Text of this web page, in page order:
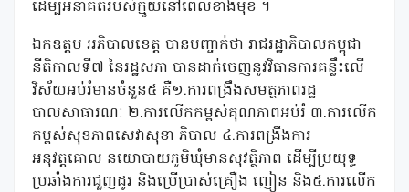
ដើម្បីអនាគតរបស់ក្មួយនៅពេលខាងមុខ ។
ឯកឧត្តម អភិបាលខេត្ត បានបញ្ចាក់ថា រាជរដ្ឋាភិបាលកម្ពុជា
នីតិកាលទី៧ នៃរដ្ឋសភា បានដាក់ចេញនូវវិធានការគន្លឹះលើ
វិស័យអប់រំមានចំនួន៥ គឺ១.ការពង្រឹងសមត្ថភាពរដ្ឋ
បាលសាធារណៈ ២.ការលើកកម្ពស់គុណភាពអប់រំ ៣.ការលើក
កម្ពស់សុខភាពសេវាសុខា ភិបាល ៤.ការពង្រឹងការ
អនុវត្តគោល នយោបាយភូមិឃុំមានសុវត្ថិភាព ដើម្បីប្រយុទ្ធ
ប្រឆាំងការជួញដូរ និងប្រើប្រាស់គ្រឿង ញៀន និង៥.ការលើក